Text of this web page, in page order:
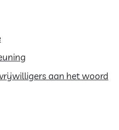
aan het woord